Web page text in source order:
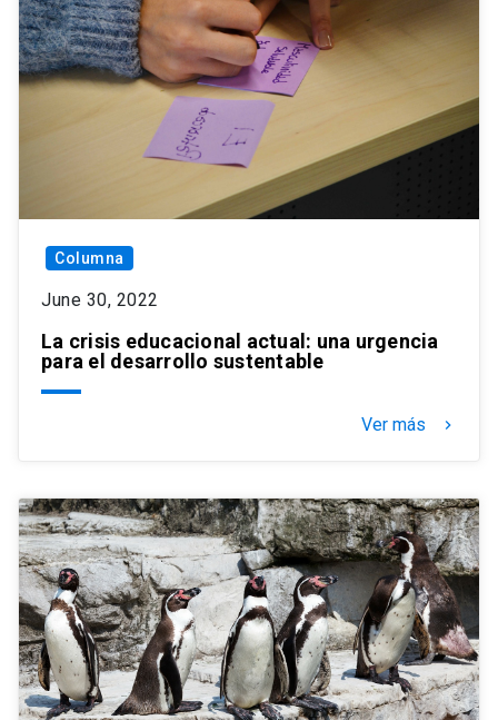
Columna
June 30, 2022
La crisis educacional actual: una urgencia
para el desarrollo sustentable
Ver más keyboard_arrow_right